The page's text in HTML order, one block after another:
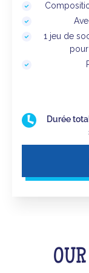
1 jeu de
Durée